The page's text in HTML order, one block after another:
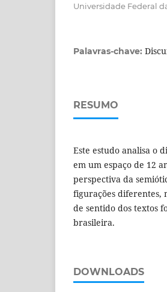
Universidade Federal
Palavras-chave:
RESUMO
Este estudo analisa o
em um espaço de 12
perspectiva da
figurações diferentes,
de sentido dos textos
brasileira.
DOWNLOADS